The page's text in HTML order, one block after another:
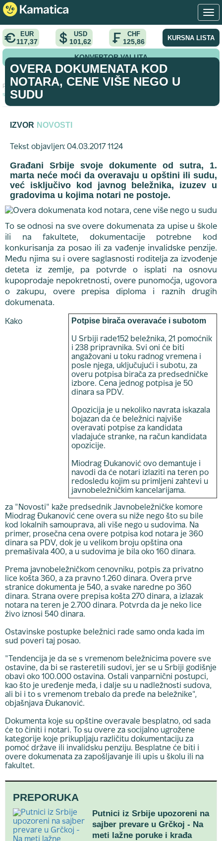
EUR
117,37
USD
101,62
CHF
125,86 KURSNA LISTA
KONVERTOR VALUTA
Početna vest >
Overa dokumenata kod notara, cene više nego u
sudu
OVERA DOKUMENATA KOD
NOTARA, CENE VIŠE NEGO U
SUDU
IZVOR NOVOSTI
Tekst objavljen: 04.03.2017 11:24
Građani Srbije svoje dokumente od sutra, 1.
marta neće moći da overavaju u opštini ili sudu,
već isključivo kod javnog beležnika, izuzev u
gradovima u kojima notari ne postoje.
To se odnosi na sve overe dokumenata za upise u škole
ili na fakultete, dokumentacije potrebne kod
konkurisanja za posao ili za vađenje invalidske penzije.
Među njima su i overe saglasnosti roditelja za izvođenje
deteta iz zemlje, pa potvrde o isplati na osnovu
kupoprodaje nepokretnosti, overe punomoćja, ugovora
o zakupu, overe prepisa diploma i raznih drugih
dokumenata.
Potpise birača overavaće i subotom
U Srbiji rade152 beležnika, 21 pomoćnik
i 238 pripravnika. Svi oni će biti
angažovani u toku radnog vremena i
posle njega, uključujući i subotu, za
overu potpisa birača za predsedničke
izbore. Cena jednog potpisa je 50
dinara sa PDV.
Opozicija je u nekoliko navrata iskazala
bojazan da će beležnici najviše
overavati potpise za kandidata
vladajuće stranke, na račun kandidata
opozicije.
Miodrag Đukanović ovo demantuje i
navodi da će notari izlaziti na teren po
redosledu kojim su primljeni zahtevi u
javnobeležničkim kancelarijama.
Kako
za "Novosti" kaže predsednik Javnobeležničke komore
Miodrag Đukanović cene overa su niže nego što su bile
kod lokalnih samouprava, ali više nego u sudovima. Na
primer, prosečna cena overe potpisa kod notara je 360
dinara sa PDV, dok je u velikom broju opština ona
premašivala 400, a u sudovima je bila oko 160 dinara.
Prema javnobeležničkom cenovniku, potpis za privatno
lice košta 360, a za pravno 1.260 dinara. Overa prve
stranice dokumenta je 540, a svake naredne po 360
dinara. Strana overe prepisa košta 270 dinara, a izlazak
notara na teren je 2.700 dinara. Potvrda da je neko lice
živo iznosi 540 dinara.
Ostavinske postupke beležnici rade samo onda kada im
sud poveri taj posao.
"Tendencija je da se s vremenom beležnicima povere sve
ostavine, da bi se rasteretili sudovi, jer se u Srbiji godišnje
obavi oko 100.000 ostavina. Ostali vanparnični postupci,
kao što je uređenje međa, i dalje su u nadležnosti sudova,
ali bi i to s vremenom trebalo da pređe na beležnike",
objašnjava Đukanović.
Dokumenta koje su opštine overavale besplatno, od sada
će to činiti i notari. To su overe za socijalno ugrožene
kategorije koje prikupljaju različitu dokumentaciju za
pomoć države ili invalidsku penziju. Besplatne će biti i
overe dokumenata za zapošljavanje ili upis u školu ili na
fakultet.
PREPORUKA
Putnici iz Srbije upozoreni na
sajber prevare u Grčkoj - Na
meti lažne poruke i krađa